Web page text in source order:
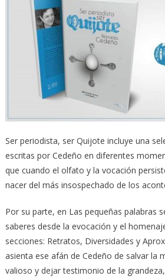
Ser periodista, ser Quijote incluye una
escritas por Cedeño en diferentes
que cuando el olfato y la vocación
nacer del más insospechado de los
Por su parte, en Las pequeñas palabras
saberes desde la evocación y el
secciones: Retratos, Diversidades y
asienta ese afán de Cedeño de salvar la
valioso y dejar testimonio de la